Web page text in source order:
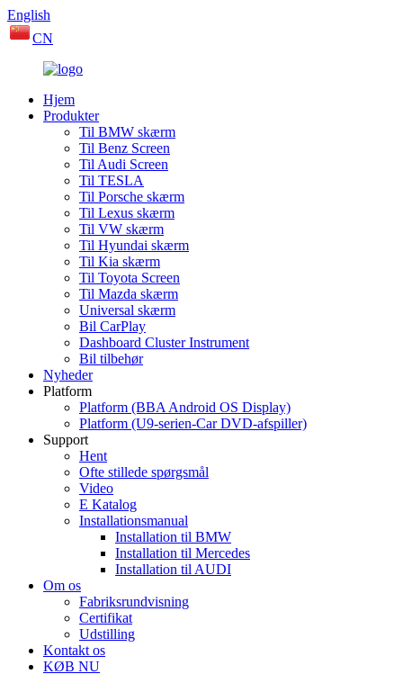
English
CN
Hjem
Produkter
Til BMW skærm
Til Benz Screen
Til Audi Screen
Til TESLA
Til Porsche skærm
Til Lexus skærm
Til VW skærm
Til Hyundai skærm
Til Kia skærm
Til Toyota Screen
Til Mazda skærm
Universal skærm
Bil CarPlay
Dashboard Cluster Instrument
Bil tilbehør
Nyheder
Platform
Platform (BBA Android OS Display)
Platform (U9-serien-Car DVD-afspiller)
Support
Hent
Ofte stillede spørgsmål
Video
E Katalog
Installationsmanual
Installation til BMW
Installation til Mercedes
Installation til AUDI
Om os
Fabriksrundvisning
Certifikat
Udstilling
Kontakt os
KØB NU